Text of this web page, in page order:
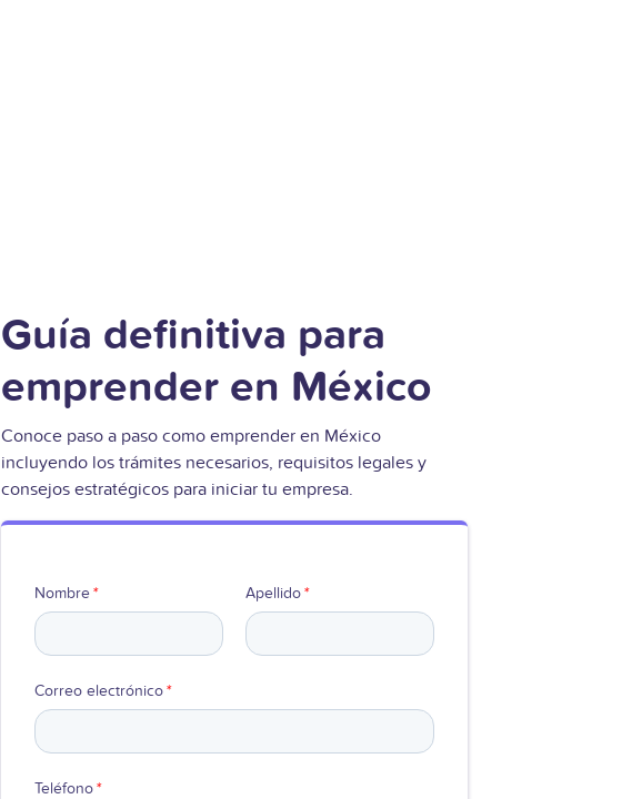
Guía definitiva para
emprender en México
Conoce paso a paso como emprender en México
incluyendo los trámites necesarios, requisitos legales y
consejos estratégicos para iniciar tu empresa.
Nombre* Apellido*
Correo electrónico*
Teléfono*